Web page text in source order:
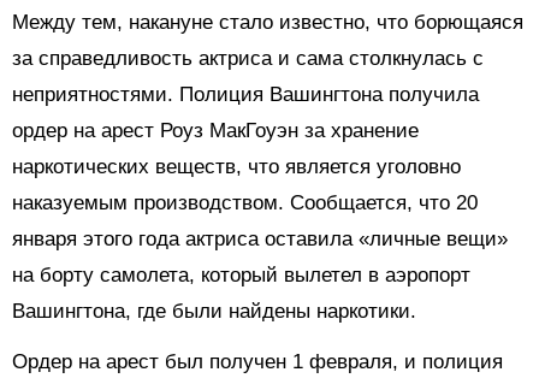
Между тем, накануне стало известно, что борющаяся
за справедливость актриса и сама столкнулась с
неприятностями. Полиция Вашингтона получила
ордер на арест Роуз МакГоуэн за хранение
наркотических веществ, что является уголовно
наказуемым производством. Сообщается, что 20
января этого года актриса оставила «личные вещи»
на борту самолета, который вылетел в аэропорт
Вашингтона, где были найдены наркотики.
Ордер на арест был получен 1 февраля, и полиция